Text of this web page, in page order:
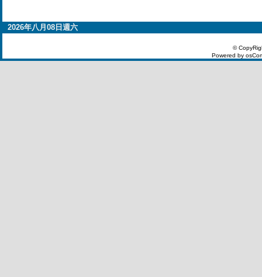
2026年八月08日週六
©
Powered by